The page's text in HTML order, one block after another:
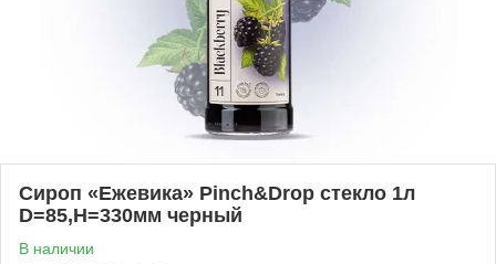
Сироп «Ежевика» Pinch&Drop стекло 1л
D=85,H=330мм черный
В наличии